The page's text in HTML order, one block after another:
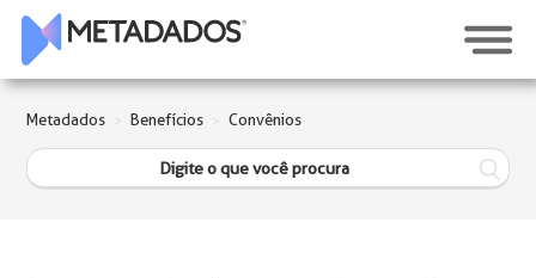
Metadados Benefícios Convênios